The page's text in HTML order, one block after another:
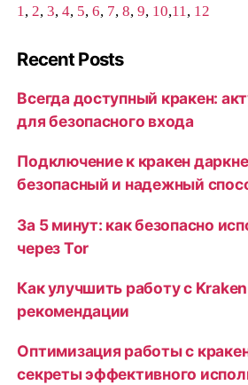
1 , 2,3,4, 5,6, 7,8,9, 10,11 , 12
Recent Posts
Всегда доступный кракен:
для безопасного входа
Подключение к кракен
безопасный и надежный
За 5 минут: как безопасно
через Tor
Как улучшить работу с
рекомендации
Оптимизация работы с
секреты эффективного